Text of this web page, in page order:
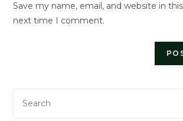
(optional)
Save my name, email, and website in
next time I comment.